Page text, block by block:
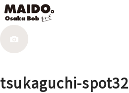
tsukaguchi-spot32